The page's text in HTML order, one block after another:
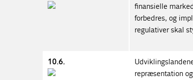
finansielle
forbedres, og
regulativer skal
10.6.
repræsentation